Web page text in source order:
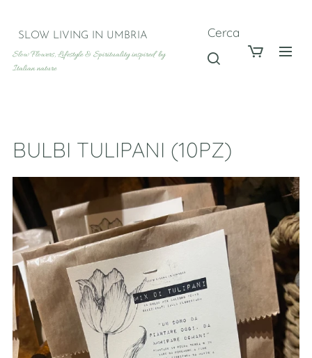
SLOW LIVING IN UMBRIA
Slow Flowers, Lifestyle & Spirituality inspired by
Italian nature
Cerca
BULBI TULIPANI (10PZ)